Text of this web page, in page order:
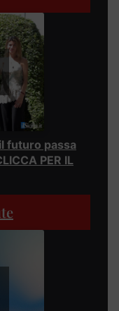
futuro passa
PER IL